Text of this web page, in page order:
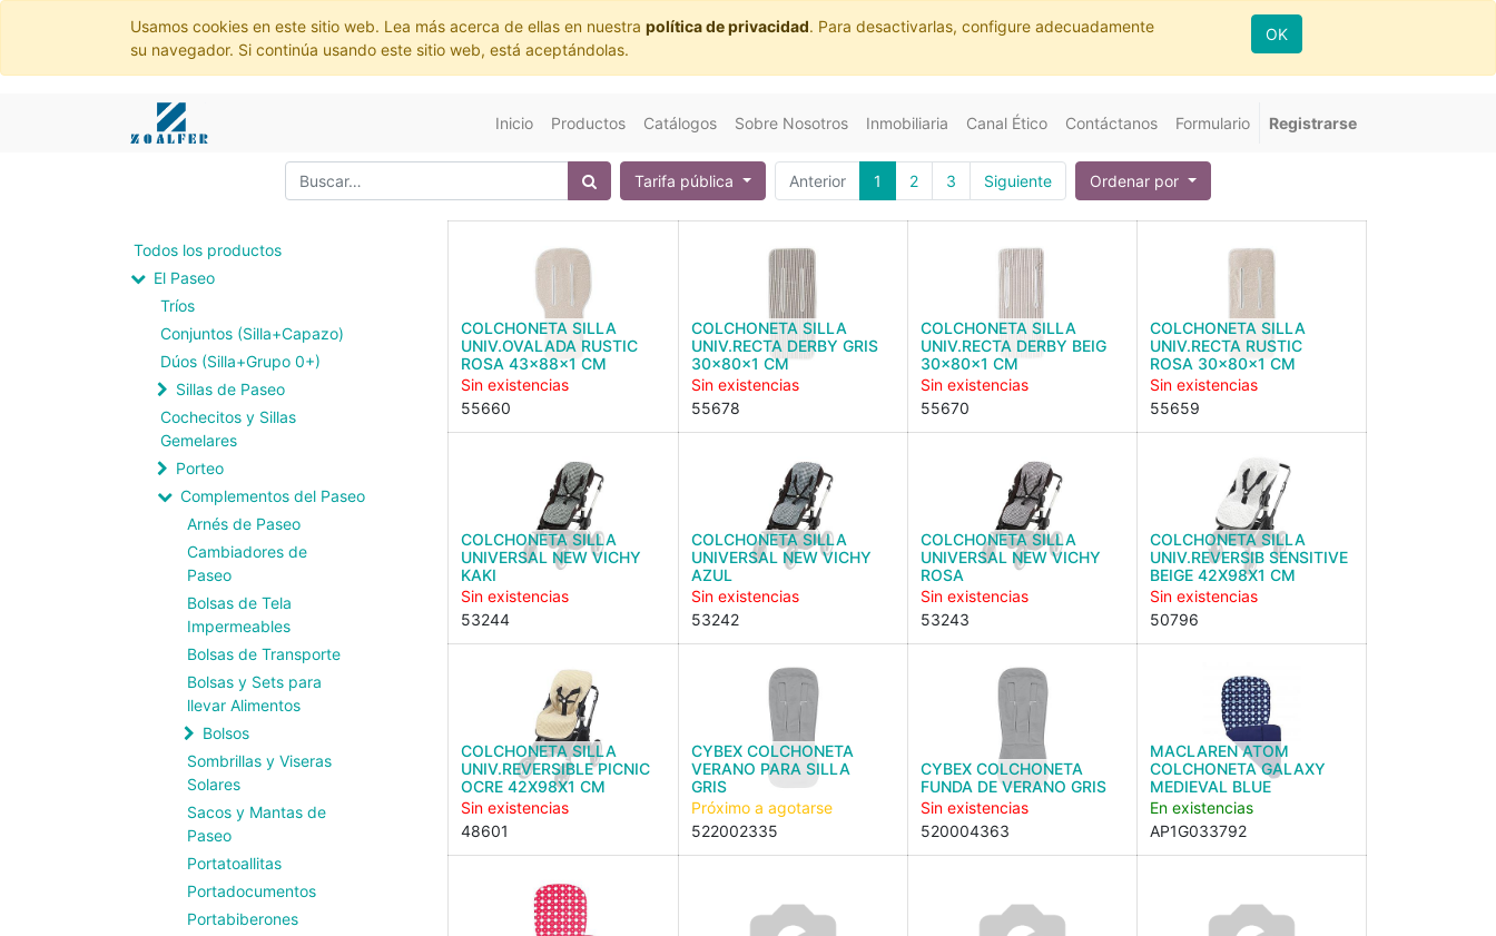
Usamos cookies en este sitio web. Lea más acerca de ellas en nuestra política de privacidad. Para desactivarlas, configure adecuadamente
su navegador. Si continúa usando este sitio web, está aceptándolas.
OK
Inicio Productos Catálogos Sobre Nosotros Inmobiliaria Canal Ético Contáctanos Formulario Registrarse
Tarifa pública Anterior 1 2 3 Siguiente Ordenar por
Todos los productos
El Paseo
Tríos
Conjuntos (Silla+Capazo)
Dúos (Silla+Grupo 0+)
Sillas de Paseo
Cochecitos y Sillas
Gemelares
Porteo
Complementos del Paseo
Arnés de Paseo
Cambiadores de
Paseo
Bolsas de Tela
Impermeables
Bolsas de Transporte
Bolsas y Sets para
llevar Alimentos
Bolsos
Sombrillas y Viseras
Solares
Sacos y Mantas de
Paseo
Portatoallitas
Portadocumentos
Portabiberones
COLCHONETA SILLA
UNIV.OVALADA RUSTIC
ROSA 43x88x1 CM
Sin existencias
55660
COLCHONETA SILLA
UNIV.RECTA DERBY GRIS
30x80x1 CM
Sin existencias
55678
COLCHONETA SILLA
UNIV.RECTA DERBY BEIG
30x80x1 CM
Sin existencias
55670
COLCHONETA SILLA
UNIV.RECTA RUSTIC
ROSA 30x80x1 CM
Sin existencias
55659
COLCHONETA SILLA
UNIVERSAL NEW VICHY
KAKI
Sin existencias
53244
COLCHONETA SILLA
UNIVERSAL NEW VICHY
AZUL
Sin existencias
53242
COLCHONETA SILLA
UNIVERSAL NEW VICHY
ROSA
Sin existencias
53243
COLCHONETA SILLA
UNIV.REVERSIB SENSITIVE
BEIGE 42X98X1 CM
Sin existencias
50796
COLCHONETA SILLA
UNIV.REVERSIBLE PICNIC
OCRE 42X98X1 CM
Sin existencias
48601
CYBEX COLCHONETA
VERANO PARA SILLA
GRIS
Próximo a agotarse
522002335
CYBEX COLCHONETA
FUNDA DE VERANO GRIS
Sin existencias
520004363
MACLAREN ATOM
COLCHONETA GALAXY
MEDIEVAL BLUE
En existencias
AP1G033792